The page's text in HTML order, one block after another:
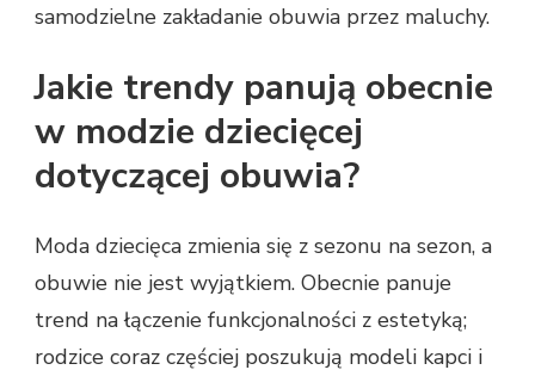
samodzielne zakładanie obuwia przez maluchy.
Jakie trendy panują obecnie
w modzie dziecięcej
dotyczącej obuwia?
Moda dziecięca zmienia się z sezonu na sezon, a
obuwie nie jest wyjątkiem. Obecnie panuje
trend na łączenie funkcjonalności z estetyką;
rodzice coraz częściej poszukują modeli kapci i